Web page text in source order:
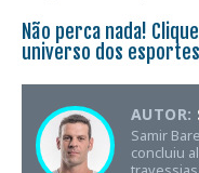
Não perca nada! Clique
universo dos
AUTOR:
Samir
concluiu